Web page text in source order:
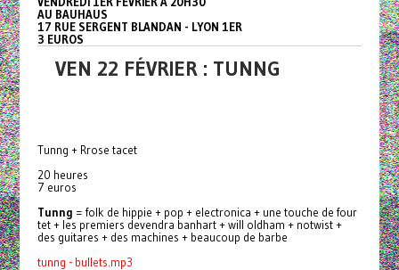
AU BAUHAUS
17 RUE SERGENT BLANDAN - LYON 1ER
3 EUROS
VEN 22 FÉVRIER : TUNNG
Tunng + Rrose tacet
20 heures
7 euros
Tunng = folk de hippie + pop + electronica + une touche de four
tet + les premiers devendra banhart + will oldham + notwist +
des guitares + des machines + beaucoup de barbe
tunng - bullets.mp3